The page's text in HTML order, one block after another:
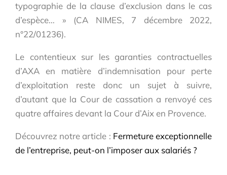
typographie de la clause d’exclusion dans le cas
d’espèce… » (CA NIMES, 7 décembre 2022,
n°22/01236).
Le contentieux sur les garanties contractuelles
d’AXA en matière d’indemnisation pour perte
d’exploitation reste donc un sujet à suivre,
d’autant que la Cour de cassation a renvoyé ces
quatre affaires devant la Cour d’Aix en Provence.
Découvrez notre article : Fermeture exceptionnelle
de l’entreprise, peut-on l’imposer aux salariés ?